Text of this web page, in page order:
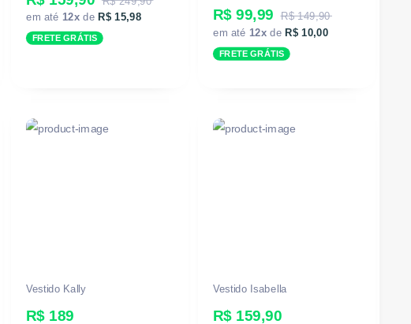
em até 12x deR$ 15,98
FRETE GRÁTIS
R$ 99,99
R$ 149,90
em até 12xde R$ 10,00
FRETE GRÁTIS
Vestido Kally
R$ 189
Vestido Isabella
R$ 159,90